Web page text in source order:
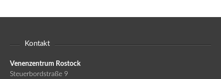
Kontakt
Venenzentrum Rostock
Steuerbordstraße 9